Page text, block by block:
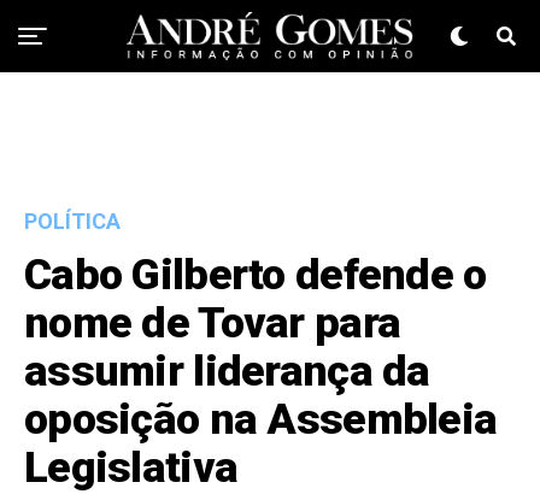
POLÍTICA
Cabo Gilberto defende o
nome de Tovar para
assumir liderança da
oposição na Assembleia
Legislativa